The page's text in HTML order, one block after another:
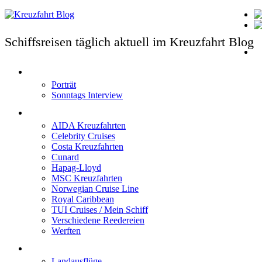
Schiffsreisen täglich aktuell im Kreuzfahrt Blog
Porträt
Sonntags Interview
AIDA Kreuzfahrten
Celebrity Cruises
Costa Kreuzfahrten
Cunard
Hapag-Lloyd
MSC Kreuzfahrten
Norwegian Cruise Line
Royal Caribbean
TUI Cruises / Mein Schiff
Verschiedene Reedereien
Werften